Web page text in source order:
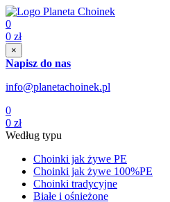
0
0 zł
×
Napisz do nas
info@planetachoinek.pl
0
0 zł
Według typu
Choinki jak żywe PE
Choinki jak żywe 100%PE
Choinki tradycyjne
Białe i ośnieżone